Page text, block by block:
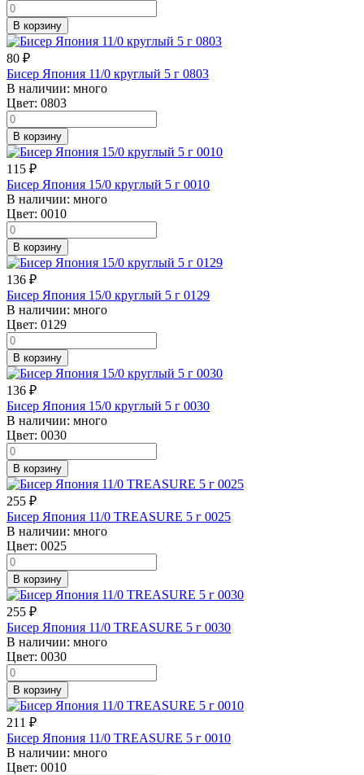
В корзину
80 ₽
Бисер Япония 11/0 круглый 5 г 0803
В наличии: много
Цвет: 0803
В корзину
115 ₽
Бисер Япония 15/0 круглый 5 г 0010
В наличии: много
Цвет: 0010
В корзину
136 ₽
Бисер Япония 15/0 круглый 5 г 0129
В наличии: много
Цвет: 0129
В корзину
136 ₽
Бисер Япония 15/0 круглый 5 г 0030
В наличии: много
Цвет: 0030
В корзину
255 ₽
Бисер Япония 11/0 TREASURE 5 г 0025
В наличии: много
Цвет: 0025
В корзину
255 ₽
Бисер Япония 11/0 TREASURE 5 г 0030
В наличии: много
Цвет: 0030
В корзину
211 ₽
Бисер Япония 11/0 TREASURE 5 г 0010
В наличии: много
Цвет: 0010